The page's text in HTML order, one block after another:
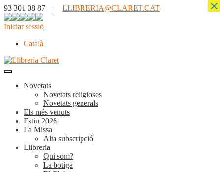
93 301 08 87 | LLIBRERIA@CLARET.CAT
Iniciar sessió
Català
Novetats
Novetats religioses
Novetats generals
Els més venuts
Estiu 2026
La Missa
Alta subscripció
Llibreria
Qui som?
La botiga
×